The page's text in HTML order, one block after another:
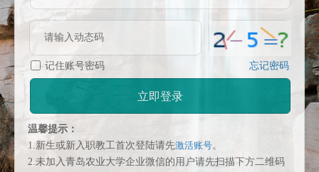
记住账号密码 忘记密码
立即登录
温馨提示：
1.新生或新入职教工首次登陆请先激活账号。
2.未加入青岛农业大学企业微信的用户请先扫描下方二维码